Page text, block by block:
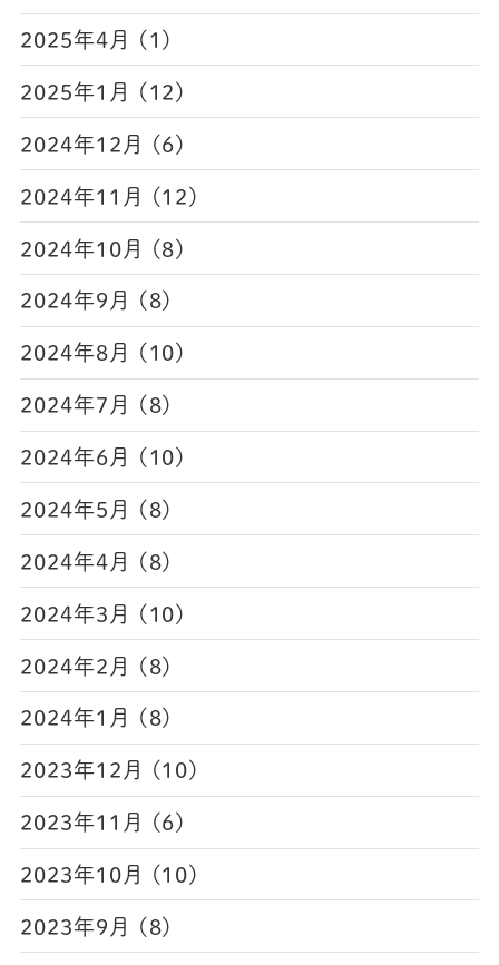
2025年4月 (1)
2025年1月 (12)
2024年12月 (6)
2024年11月 (12)
2024年10月 (8)
2024年9月 (8)
2024年8月 (10)
2024年7月 (8)
2024年6月 (10)
2024年5月 (8)
2024年4月 (8)
2024年3月 (10)
2024年2月 (8)
2024年1月 (8)
2023年12月 (10)
2023年11月 (6)
2023年10月 (10)
2023年9月 (8)